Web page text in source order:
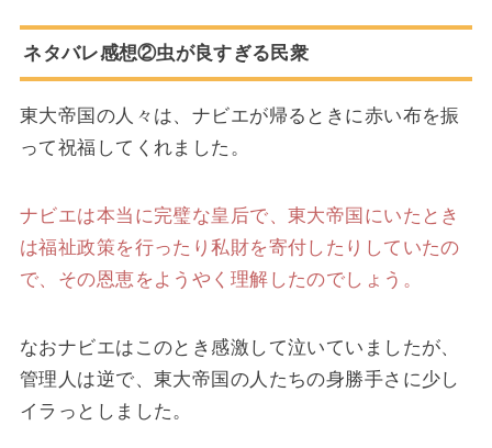
ネタバレ感想②虫が良すぎる民衆
東大帝国の人々は、ナビエが帰るときに赤い布を振
って祝福してくれました。
ナビエは本当に完璧な皇后で、東大帝国にいたとき
は福祉政策を行ったり私財を寄付したりしていたの
で、その恩恵をようやく理解したのでしょう。
なおナビエはこのとき感激して泣いていましたが、
管理人は逆で、東大帝国の人たちの身勝手さに少し
イラっとしました。